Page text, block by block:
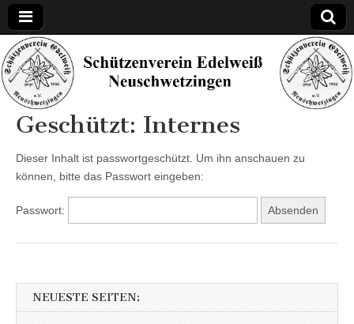
Schützenverein
Edelweiß
Geschützt: Internes
Dieser Inhalt ist passwortgeschützt. Um ihn anschauen zu
können, bitte das Passwort eingeben:
Passwort:
NEUESTE SEITEN: